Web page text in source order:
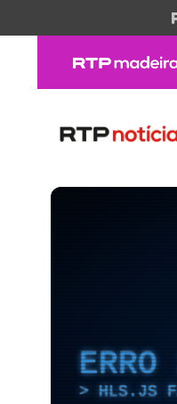
ERRO
HLS.JS